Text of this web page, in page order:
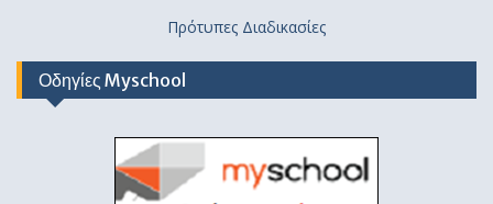
Πρότυπες Διαδικασίες
Οδηγίες Myschool